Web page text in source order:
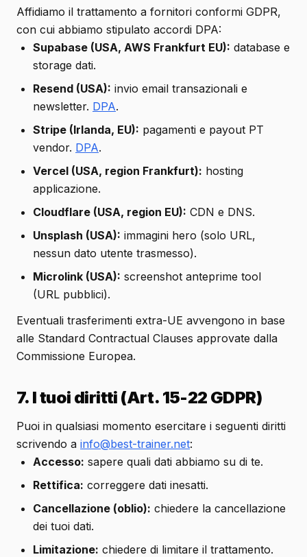
Affidiamo il trattamento a fornitori conformi GDPR,
con cui abbiamo stipulato accordi DPA:
Supabase (USA, AWS Frankfurt EU): database e
storage dati.
Resend (USA): invio email transazionali e
newsletter. DPA.
Stripe (Irlanda, EU): pagamenti e payout PT
vendor. DPA.
Vercel (USA, region Frankfurt): hosting
applicazione.
Cloudflare (USA, region EU): CDN e DNS.
Unsplash (USA): immagini hero (solo URL,
nessun dato utente trasmesso).
Microlink (USA): screenshot anteprime tool
(URL pubblici).
Eventuali trasferimenti extra-UE avvengono in base
alle Standard Contractual Clauses approvate dalla
Commissione Europea.
7. I tuoi diritti (Art. 15-22 GDPR)
Puoi in qualsiasi momento esercitare i seguenti diritti
scrivendo a info@best-trainer.net:
Accesso: sapere quali dati abbiamo su di te.
Rettifica: correggere dati inesatti.
Cancellazione (oblio): chiedere la cancellazione
dei tuoi dati.
Limitazione: chiedere di limitare il trattamento.